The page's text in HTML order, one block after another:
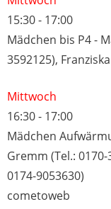
15:30- 17:00
Mädchen bis P4 -
3592125),
Mittwoch
16:30- 17:00
Mädchen
Gremm (Tel.:
0174-9053630)
cometoweb